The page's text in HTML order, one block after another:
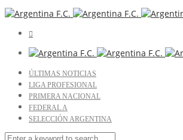
ÚLTIMAS NOTICIAS
LIGA PROFESIONAL
PRIMERA NACIONAL
FEDERAL A
SELECCIÓN ARGENTINA